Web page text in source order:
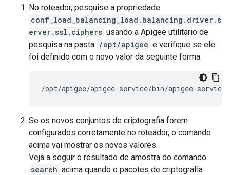
No roteador, pesquise a propriedade
conf_load_balancing_load.balancing.driver.s
erver.ssl.ciphers usando a Apigee utilitário de
pesquisa na pasta /opt/apigee e verifique se ele
foi definido com o novo valor da seguinte forma:
/opt/apigee/apigee-service/bin/apigee-service
Se os novos conjuntos de criptografia forem
configurados corretamente no roteador, o comando
acima vai mostrar os novos valores.
Veja a seguir o resultado de amostra do comando
search acima quando o pacotes de criptografia